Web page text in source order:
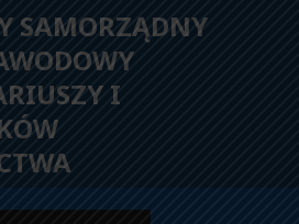
SAMORZĄDNY
I